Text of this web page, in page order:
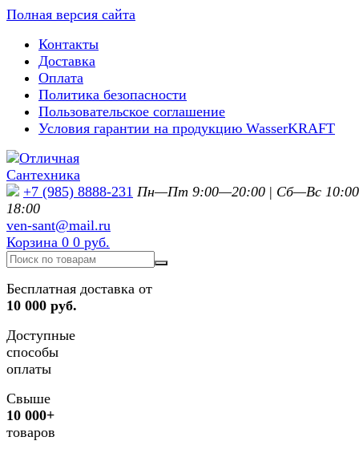
Полная версия сайта
Контакты
Доставка
Оплата
Политика безопасности
Пользовательское соглашение
Условия гарантии на продукцию WasserKRAFT
+7 (985) 8888-231 Пн—Пт 9:00—20:00 | Сб—Вс
18:00
ven-sant@mail.ru
Корзина 0 0 руб.
Бесплатная доставка от
10 000 руб.
Доступные
способы
оплаты
Свыше
10 000+
товаров